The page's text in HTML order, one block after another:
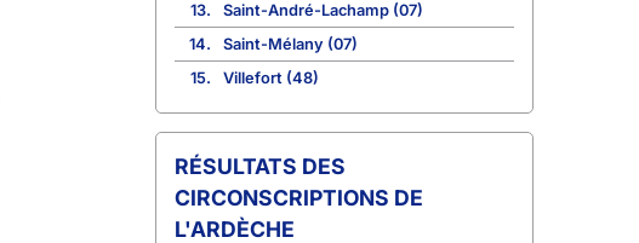
13.
Saint-André-Lachamp (07)
14.
Saint-Mélany (07)
15.
Villefort (48)
CIRCONSCRIPTIONS DE
L'ARDÈCHE